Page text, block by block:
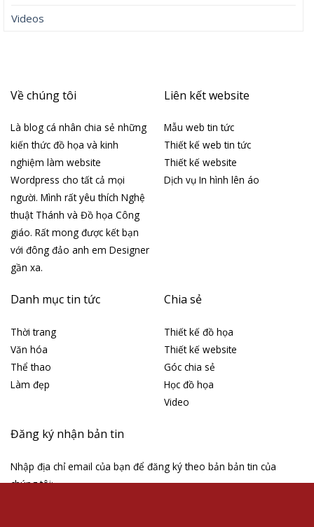
Videos
Về chúng tôi
Là blog cá nhân chia sẻ những
kiến thức đồ họa và kinh
nghiệm làm website
Wordpress cho tất cả mọi
người. Mình rất yêu thích Nghệ
thuật Thánh và Đồ họa Công
giáo. Rất mong được kết bạn
với đông đảo anh em Designer
gần xa.
Liên kết website
Mẫu web tin tức
Thiết kế web tin tức
Thiết kế website
Dịch vụ In hình lên áo
Danh mục tin tức
Thời trang
Văn hóa
Thể thao
Làm đẹp
Chia sẻ
Thiết kế đồ họa
Thiết kế website
Góc chia sẻ
Học đồ họa
Video
Đăng ký nhận bản tin
Nhập địa chỉ email của bạn để đăng ký theo bản bản tin của
chúng tôi: